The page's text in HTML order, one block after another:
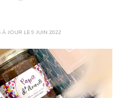
À JOUR LE 9 JUIN 2022